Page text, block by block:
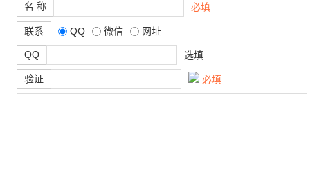
名 称 必填
联系 QQ 微信 网址
QQ 选填
验证 必填